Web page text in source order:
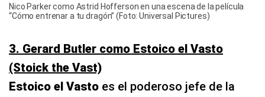
Nico Parker como Astrid Hofferson en una escena de la película
“Cómo entrenar a tu dragón” (Foto: Universal Pictures)
3. Gerard Butler como Estoico el Vasto
(Stoick the Vast)
Estoico el Vasto es el poderoso jefe de la